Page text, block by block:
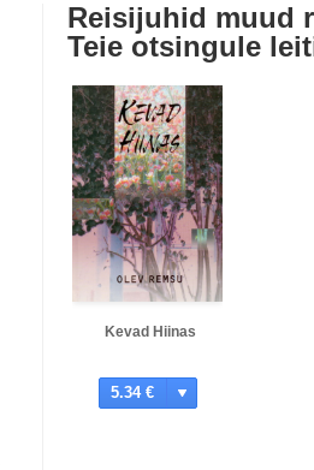
Reisijuhid muud
Teie otsingule
Kevad Hiinas
5.34 €